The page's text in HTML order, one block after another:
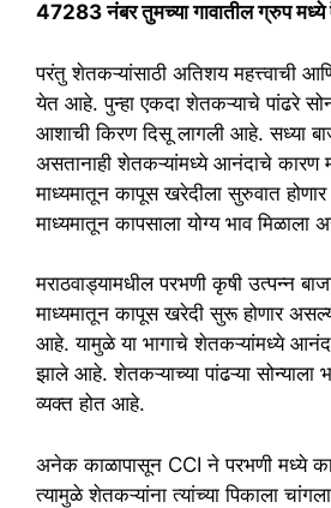
47283 नंबर तुमच्या गावातील ग्रुप मध्ये
परंतु शेतकऱ्यांसाठी अतिशय महत्त्वाची
येत आहे. पुन्हा एकदा शेतकऱ्याचे पांढरे
आशाची किरण दिसू लागली आहे. सध्या
असतानाही शेतकऱ्यांमध्ये आनंदाचे कारण
माध्यमातून कापूस खरेदीला सुरुवात
माध्यमातून कापसाला योग्य भाव
मराठवाड्यामधील परभणी कृषी उत्पन्न
माध्यमातून कापूस खरेदी सुरू होणार
आहे. यामुळे या भागाचे शेतकऱ्यांमध्ये
झाले आहे. शेतकऱ्याच्या पांढऱ्या
व्यक्त होत आहे.
अनेक काळापासून CCI ने परभणी मध्ये
त्यामुळे शेतकऱ्यांना त्यांच्या पिकाला